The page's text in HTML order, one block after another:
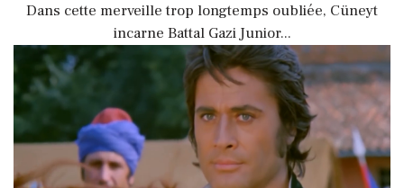
Dans cette merveille trop longtemps oubliée, Cüneyt
incarne Battal Gazi Junior...